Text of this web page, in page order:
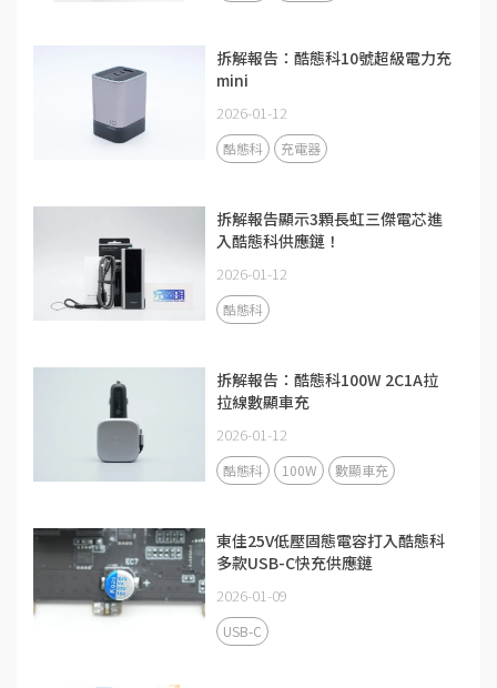
拆解報告：酷態科10號超級電力充
mini
2026-01-12
酷態科 充電器
拆解報告顯示3顆長虹三傑電芯進
入酷態科供應鏈！
2026-01-12
酷態科
拆解報告：酷態科100W 2C1A拉
拉線數顯車充
2026-01-12
酷態科 100W 數顯車充
東佳25V低壓固態電容打入酷態科
多款USB-C快充供應鏈
2026-01-09
USB-C